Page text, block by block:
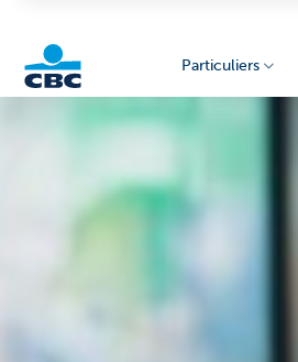
Particuliers